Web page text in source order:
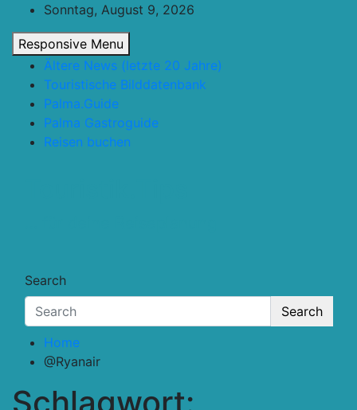
content
Sonntag, August 9, 2026
Responsive Menu
Ältere News (letzte 20 Jahre)
Touristische Bilddatenbank
Palma.Guide
Palma Gastroguide
Reisen buchen
Search
Search
Home
@Ryanair